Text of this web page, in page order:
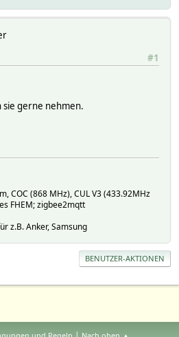
#1
sie gerne nehmen.
COC (868 MHz), CUL V3 (433.92MHz
FHEM; zigbee2mqtt
z.B. Anker, Samsung
BENUTZER-AKTIONEN